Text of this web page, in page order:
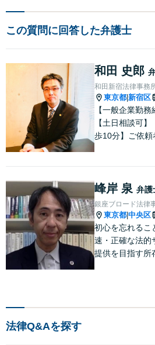
この質問に回答した弁護士
和田 史郎
和田新宿法律事務
東京都 新宿区
【一般企業勤務
【土日相談可
歩10分】ご依頼
峰岸 泉 弁護
銀座ブロード法律
東京都 中央区
初心を忘れるこ
速・正確な法的
提供を目指す所
法律Q&Aを探す